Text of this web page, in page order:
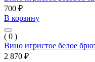
700 ₽
В корзину
( 0 )
Вино игристое белое
2 870 ₽